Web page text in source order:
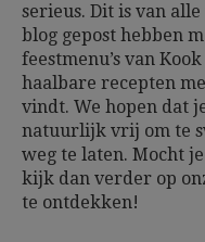
serieus. Dit is van
blog gepost hebben
feestmenu’s van
haalbare recepten
vindt. We hopen dat
natuurlijk vrij om te
weg te laten. Mocht
kijk dan verder op
te ontdekken!